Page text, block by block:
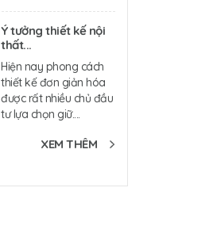
Ý tưởng thiết kế nội
thất...
Hiện nay phong cách
thiết kế đơn giản hóa
được rất nhiều chủ đầu
tư lựa chọn giữ....
XEM THÊM